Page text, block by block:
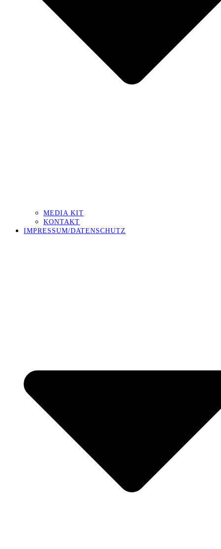
MEDIA KIT
KONTAKT
IMPRESSUM/DATENSCHUTZ